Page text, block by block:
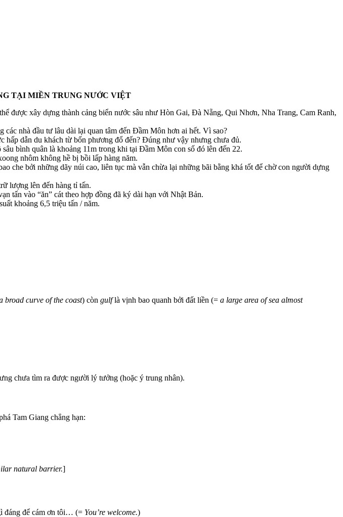
TẠI MIỀN TRUNG NƯỚC VIỆT
được xây dựng thành cảng biển nước sâu như Hòn Gai, Đà Nẵng, Qui Nhơn, Nha Trang, Cam Ranh,
nhà đầu tư lâu dài lại quan tâm đến Đầm Môn hơn ai hết. Vì sao?
dẫn du khách từ bốn phương đổ đến? Đúng như vậy nhưng chưa đủ.
bình quân là khoảng 11m trong khi tại Đầm Môn con số đó lên đến 22.
nhôm không hề bị bồi lấp hàng năm.
che bởi những dãy núi cao, liên tục mà vẫn chừa lại những bãi bằng khá tốt để chờ con người dựng
lượng lên đến hàng tỉ tấn.
tấn vào “ăn” cát theo hợp đồng đã ký dài hạn với Nhật Bản.
khoảng 6,5 triệu tấn / năm.
broad curve of the coast) còn gulflà vịnh bao quanh bởi đất liền (= a large area of sea almost
chưa tìm ra được người lý tưởng (hoặc ý trung nhân).
Tam Giang chẳng hạn:
natural barrier.]
đáng để cám ơn tôi… (= You’re welcome.)